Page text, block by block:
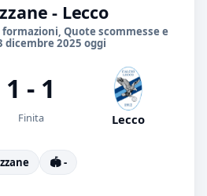
- Lecco
Quote scommesse e
dicembre 2025 oggi
1 - 1
Finita Lecco
🏟️ -